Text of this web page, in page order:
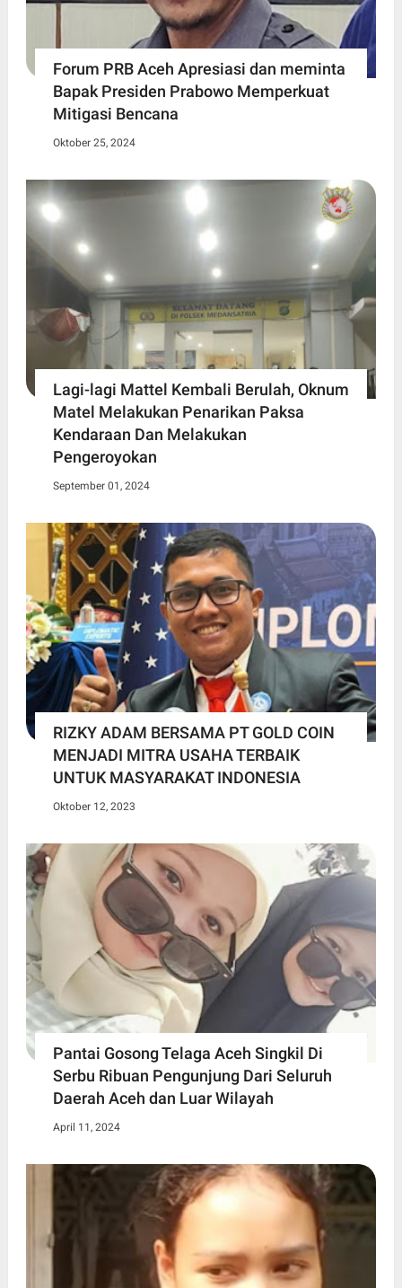
Forum PRB Aceh Apresiasi dan meminta
Bapak Presiden Prabowo Memperkuat
Mitigasi Bencana
Oktober 25, 2024
Lagi-lagi Mattel Kembali Berulah, Oknum
Matel Melakukan Penarikan Paksa
Kendaraan Dan Melakukan
Pengeroyokan
September 01, 2024
RIZKY ADAM BERSAMA PT GOLD COIN
MENJADI MITRA USAHA TERBAIK
UNTUK MASYARAKAT INDONESIA
Oktober 12, 2023
Pantai Gosong Telaga Aceh Singkil Di
Serbu Ribuan Pengunjung Dari Seluruh
Daerah Aceh dan Luar Wilayah
April 11, 2024